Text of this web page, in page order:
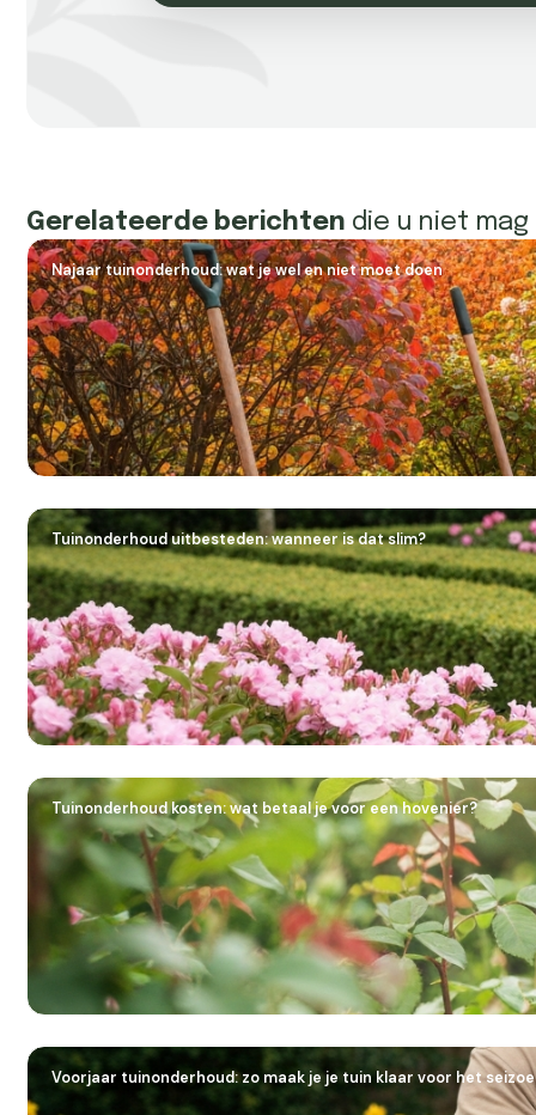
Gerelateerde berichten die u niet mag
Najaar tuinonderhoud: wat je wel en niet moet doen
Tuinonderhoud uitbesteden: wanneer is dat slim?
Tuinonderhoud kosten: wat betaal je voor een hovenier?
Voorjaar tuinonderhoud: zo maak je je tuin klaar voor het